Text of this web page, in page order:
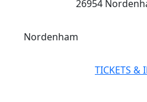
26954
Nordenham
TICKETS &